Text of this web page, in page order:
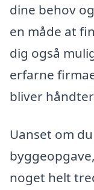
dine behov
en måde at
dig også
erfarne
bliver
Uanset om
noget helt